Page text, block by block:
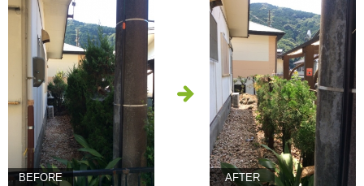
BEFORE AFTER